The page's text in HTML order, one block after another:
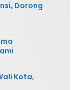
Dorong
Kota,